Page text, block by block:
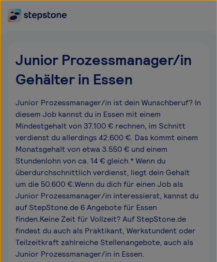
Junior Prozessmanager/in
Gehälter in Essen
Junior Prozessmanager/in ist dein Wunschberuf? In
diesem Job kannst du in Essen mit einem
Mindestgehalt von 37.100 € rechnen, im Schnitt
verdienst du allerdings 42.600 €. Das kommt einem
Monatsgehalt von etwa 3.550 € und einem
Stundenlohn von ca. 14 € gleich.* Wenn du
überdurchschnittlich verdienst, liegt dein Gehalt
um die 50.600 €.Wenn du dich für einen Job als
Junior Prozessmanager/in interessierst, kannst du
auf StepStone.de 6 Angebote für Essen
finden.Keine Zeit für Vollzeit? Auf StepStone.de
findest du auch als Praktikant, Werkstundent oder
Teilzeitkraft zahlreiche Stellenangebote, auch als
Junior Prozessmanager/in in Essen.